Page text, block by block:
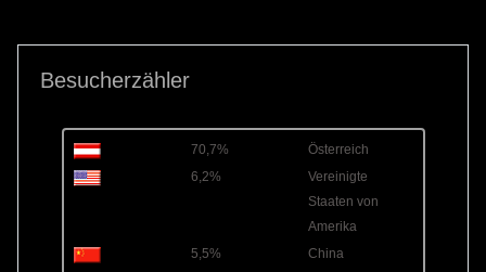
Besucherzähler
70,7%
Österreich
6,2%
Vereinigte
Staaten von
Amerika
5,5%
China